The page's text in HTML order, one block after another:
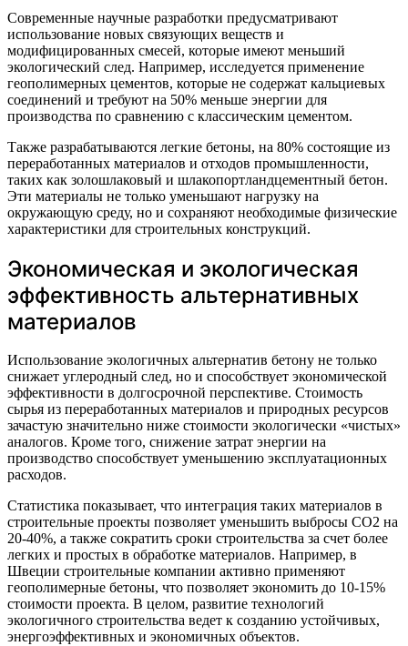
Современные научные разработки предусматривают
использование новых связующих веществ и
модифицированных смесей, которые имеют меньший
экологический след. Например, исследуется применение
геополимерных цементов, которые не содержат кальциевых
соединений и требуют на 50% меньше энергии для
производства по сравнению с классическим цементом.
Также разрабатываются легкие бетоны, на 80% состоящие из
переработанных материалов и отходов промышленности,
таких как золошлаковый и шлакопортландцементный бетон.
Эти материалы не только уменьшают нагрузку на
окружающую среду, но и сохраняют необходимые физические
характеристики для строительных конструкций.
Экономическая и экологическая
эффективность альтернативных
материалов
Использование экологичных альтернатив бетону не только
снижает углеродный след, но и способствует экономической
эффективности в долгосрочной перспективе. Стоимость
сырья из переработанных материалов и природных ресурсов
зачастую значительно ниже стоимости экологически «чистых»
аналогов. Кроме того, снижение затрат энергии на
производство способствует уменьшению эксплуатационных
расходов.
Статистика показывает, что интеграция таких материалов в
строительные проекты позволяет уменьшить выбросы CO2 на
20-40%, а также сократить сроки строительства за счет более
легких и простых в обработке материалов. Например, в
Швеции строительные компании активно применяют
геополимерные бетоны, что позволяет экономить до 10-15%
стоимости проекта. В целом, развитие технологий
экологичного строительства ведет к созданию устойчивых,
энергоэффективных и экономичных объектов.